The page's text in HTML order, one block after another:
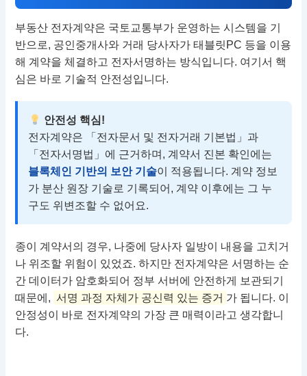
부동산 전자계약은 국토교통부가 운영하는 시스템을 기
반으로, 공인중개사와 거래 당사자가 태블릿PC 등을 이용
해 계약을 체결하고 전자서명하는 방식입니다. 여기서 핵
심은 바로 기술적 안전성입니다.
안전성 핵심!
전자계약은 「전자문서 및 전자거래 기본법」과
「전자서명법」에 근거하며, 계약서 진본 확인에는
블록체인 기반의 보안 기술이 적용됩니다. 계약 정보
가 분산 원장 기술로 기록되어, 계약 이후에는 그 누
구도 위변조할 수 없어요.
종이 계약서의 경우, 나중에 당사자 일방이 내용을 고치거
나 위조할 위험이 있었죠. 하지만 전자계약은 서명하는 순
간 데이터가 암호화되어 정부 서버에 안전하게 보관되기
때문에, 서명 과정 자체가 공신력 있는 증거 가 됩니다. 이
안정성이 바로 전자계약의 가장 큰 매력이라고 생각합니
다.